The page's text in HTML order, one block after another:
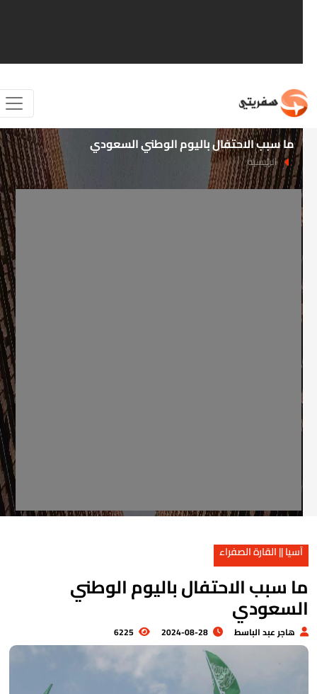
ما سبب الاحتفال باليوم الوطني السعودي
الرئيسية
آسيا || القارة الصفراء
سبب الاحتفال باليوم الوطني
هاجر عبد الباسط 2024-08-28
6225